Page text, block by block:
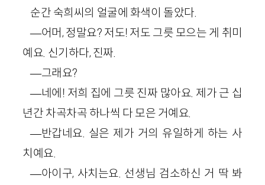
순간 숙희씨의 얼굴에 화색이 돌았다.
―어머, 정말요? 저도! 저도 그릇 모으는 게 취미
예요. 신기하다, 진짜.
―그래요?
―네에! 저희 집에 그릇 진짜 많아요. 제가 근 십
년간 차곡차곡 하나씩 다 모은 거예요.
―반갑네요. 실은 제가 거의 유일하게 하는 사
치예요.
―아이구, 사치는요. 선생님 검소하신 거 딱 봐